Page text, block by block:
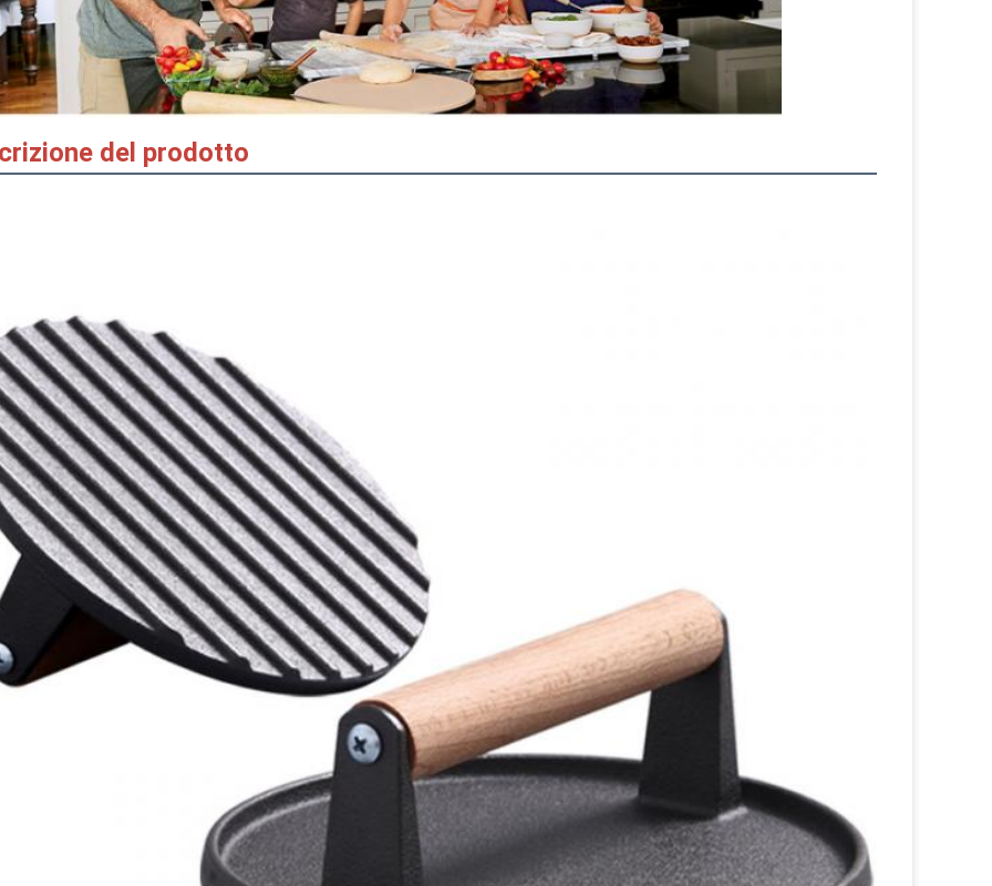
del prodotto